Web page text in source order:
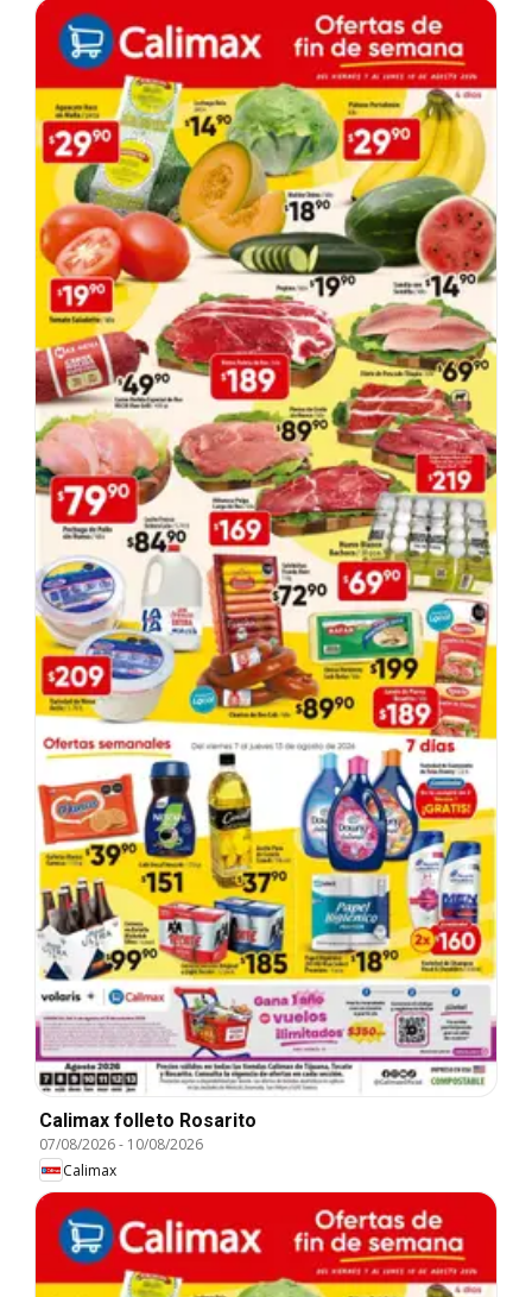
Calimax folleto Rosarito
07/08/2026- 10/08/2026
Calimax